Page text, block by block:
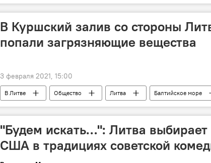
коронавирус
В Куршский залив со стороны
попали загрязняющие вещества
3 февраля 2021, 15:00
В Литве Общество Литва Балтийское море
загрязнение
загрязнение моря загрязнение
"Будем искать…": Литва выбирает
США в традициях советской